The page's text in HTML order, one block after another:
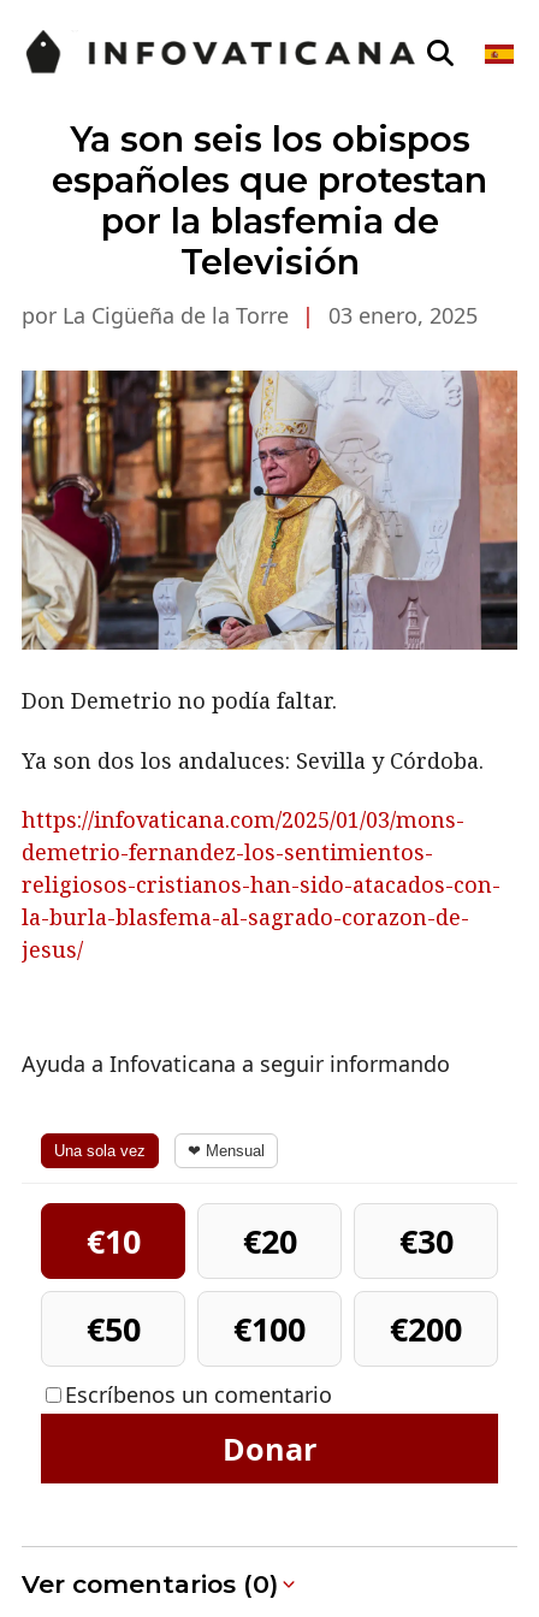
Ya son seis los obispos
españoles que protestan
por la blasfemia de
Televisión
por La Cigüeña de la Torre | 03 enero, 2025
Don Demetrio no podía faltar.
Ya son dos los andaluces: Sevilla y Córdoba.
https://infovaticana.com/2025/01/03/mons-
demetrio-fernandez-los-sentimientos-
religiosos-cristianos-han-sido-atacados-con-
la-burla-blasfema-al-sagrado-corazon-de-
jesus/
Ayuda a Infovaticana a seguir informando
Una sola vez ❤ Mensual
€10 €20
€30
€50
€100 €200
Escríbenos un comentario
Donar
Ver comentarios (0)